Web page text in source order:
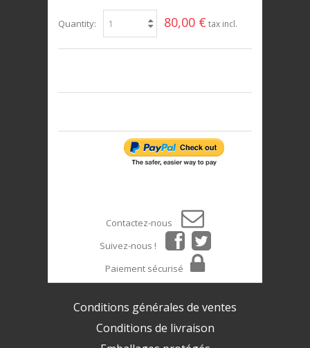
Quantity: 80,00 € tax incl.
Contactez-nous
Suivez-nous !
Paiement sécurisé
Conditions générales de ventes
Conditions de livraison